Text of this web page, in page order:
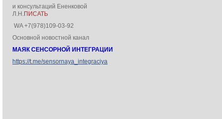
и консультаций Ененковой
Л.Н.ПИСАТЬ
WA +7(978)109-03-92
Основной новостной канал
МАЯК СЕНСОРНОЙ ИНТЕГРАЦИИ
https://t.me/sensornaya_integraciya